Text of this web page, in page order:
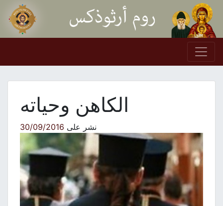
Skip to content
Main Navigation
الكاهن وحياته
نشر على30/09/2016